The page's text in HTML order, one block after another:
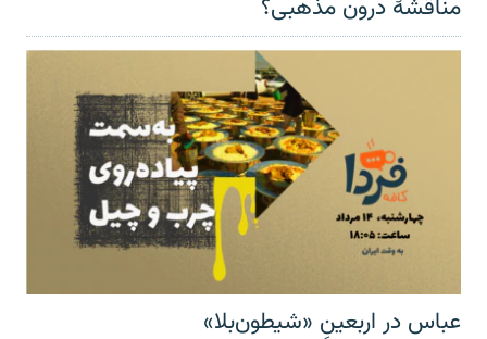
مناقشهٔ درون مذهبی؟
عباس در اربعینِ «شیطون‌بلا»